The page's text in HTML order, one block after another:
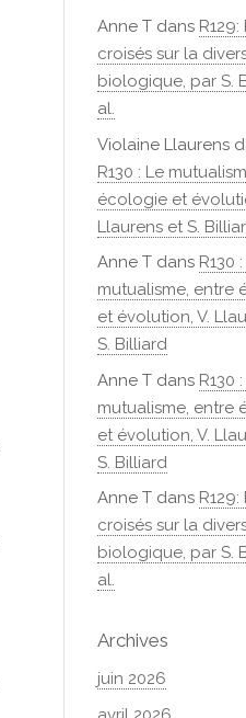
Anne T dans
croisés sur la
biologique, par S.
al.
Violaine Llaurens
R130 : Le
écologie et
Llaurens et S.
Anne T dans R130
mutualisme, entre
et évolution, V.
S. Billiard
Anne T dans R130
mutualisme, entre
et évolution, V.
S. Billiard
Anne T dans
croisés sur la
biologique, par S.
al.
Archives
juin 2026